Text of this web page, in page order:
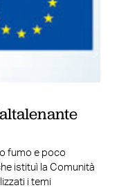
fumo e poco
istituì la Comunità
i temi